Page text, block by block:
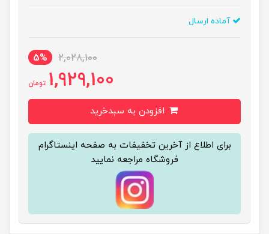
آماده ارسال
2,028,100
5%
1,929,100 تومان
برای اطلاع از آخرین تخفیفات به صفحه اینستاگرام
فروشگاه مراجعه نمایید